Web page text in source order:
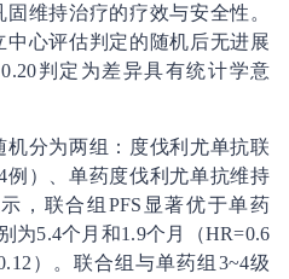
维持治疗的疗效与安全性。
心评估判定的随机后无进展
判定为差异具有统计学意
分为两组：度伐利尤单抗联
例）、单药度伐利尤单抗维持
，联合组PFS显著优于单药
为5.4个月和1.9个月（HR=0.6
）。联合组与单药组3~4级